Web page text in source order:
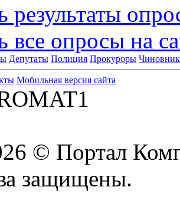
результаты
все опросы на
Депутаты Полиция Прокуроры
Мобильная версия сайта
© Портал
защищены.